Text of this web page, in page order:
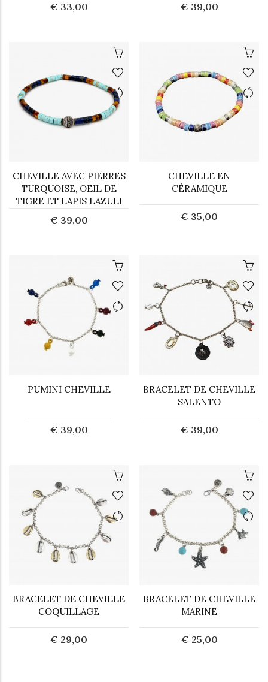
€ 33,00 € 39,00
CHEVILLE AVEC PIERRES
TURQUOISE, OEIL DE
TIGRE ET LAPIS LAZULI
€ 39,00
CHEVILLE EN
CÉRAMIQUE
€ 35,00
PUMINI CHEVILLE
€ 39,00
BRACELET DE CHEVILLE
SALENTO
€ 39,00
BRACELET DE CHEVILLE
COQUILLAGE
€ 29,00
BRACELET DE CHEVILLE
MARINE
€ 25,00